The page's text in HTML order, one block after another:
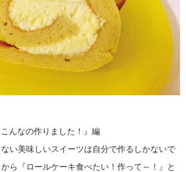
んなの作りました！』編
ない美味しいスイーツは自分で作るしかないで
ら『ロールケーキ食べたい！作って～！』と